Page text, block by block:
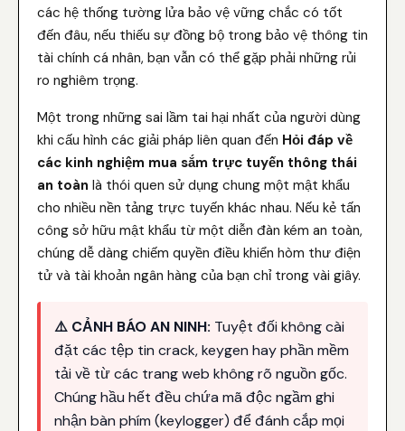
các hệ thống tường lửa bảo vệ vững chắc có tốt
đến đâu, nếu thiếu sự đồng bộ trong bảo vệ thông tin
tài chính cá nhân, bạn vẫn có thể gặp phải những rủi
ro nghiêm trọng.
Một trong những sai lầm tai hại nhất của người dùng
khi cấu hình các giải pháp liên quan đến Hỏi đáp về
các kinh nghiệm mua sắm trực tuyến thông thái
an toàn là thói quen sử dụng chung một mật khẩu
cho nhiều nền tảng trực tuyến khác nhau. Nếu kẻ tấn
công sở hữu mật khẩu từ một diễn đàn kém an toàn,
chúng dễ dàng chiếm quyền điều khiển hòm thư điện
tử và tài khoản ngân hàng của bạn chỉ trong vài giây.
⚠️ CẢNH BÁO AN NINH: Tuyệt đối không cài
đặt các tệp tin crack, keygen hay phần mềm
tải về từ các trang web không rõ nguồn gốc.
Chúng hầu hết đều chứa mã độc ngầm ghi
nhận bàn phím (keylogger) để đánh cắp mọi